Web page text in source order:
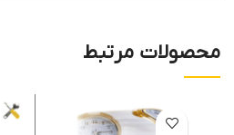
محصولات مرتبط